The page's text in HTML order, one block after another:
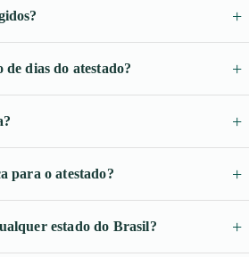
de dias do atestado?
para o atestado?
estado do Brasil?